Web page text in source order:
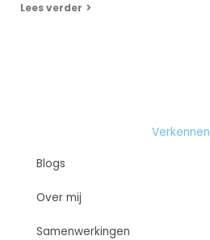
Lees verder
Verkennen
Blogs
Over mij
Samenwerkingen